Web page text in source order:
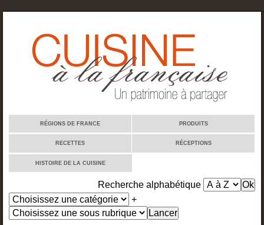
RÉGIONS DE FRANCE PRODUITS
RECETTES RÉCEPTIONS
HISTOIRE DE LA CUISINE
Recherche alphabétique
+